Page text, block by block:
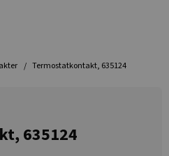
Termostatkontakt, 635124
635124